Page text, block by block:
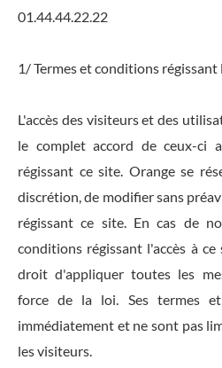
01.44.44.22.22
1/ Termes et conditions régissant
L'accès des visiteurs et des
le complet accord de ceux-ci
régissant ce site. Orange se
discrétion, de modifier sans
régissant ce site. En cas de
conditions régissant l'accès à
droit d'appliquer toutes les
force de la loi. Ses termes
immédiatement et ne sont pas
les visiteurs.